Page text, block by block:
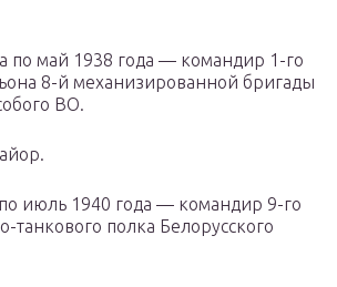
по май 1938 года — командир 1-го
8-й механизированной бригады
ВО.
июль 1940 года — командир 9-го
танкового полка Белорусского